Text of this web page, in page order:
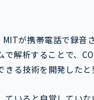
が携帯電話で録音
で解析することで、
る技術を開発したと